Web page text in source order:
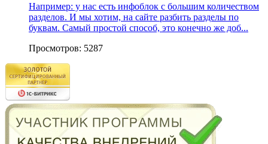
Например: у нас есть инфоблок с большим количеством
разделов. И мы хотим, на сайте разбить разделы по
буквам. Самый простой способ, это конечно же доб...
Просмотров: 5287